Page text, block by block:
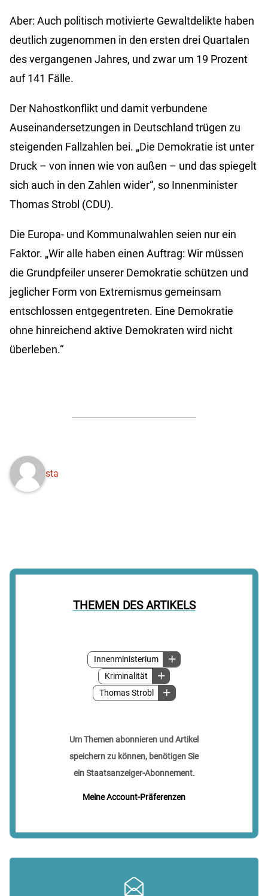
THEMEN DES ARTIKELS
Innenministerium
Kriminalität
Thomas Strobl
Um Themen abonnieren und Artikel
speichern zu können, benötigen Sie
ein Staatsanzeiger-Abonnement.
Meine Account-Präferenzen
Aber: Auch politisch motivierte Gewaltdelikte haben
deutlich zugenommen in den ersten drei Quartalen
des vergangenen Jahres, und zwar um 19 Prozent
auf 141 Fälle.
Der Nahostkonflikt und damit verbundene
Auseinandersetzungen in Deutschland trügen zu
steigenden Fallzahlen bei. „Die Demokratie ist unter
Druck – von innen wie von außen – und das spiegelt
sich auch in den Zahlen wider“, so Innenminister
Thomas Strobl (CDU).
Die Europa- und Kommunalwahlen seien nur ein
Faktor. „Wir alle haben einen Auftrag: Wir müssen
die Grundpfeiler unserer Demokratie schützen und
jeglicher Form von Extremismus gemeinsam
entschlossen entgegentreten. Eine Demokratie
ohne hinreichend aktive Demokraten wird nicht
überleben.“
sta